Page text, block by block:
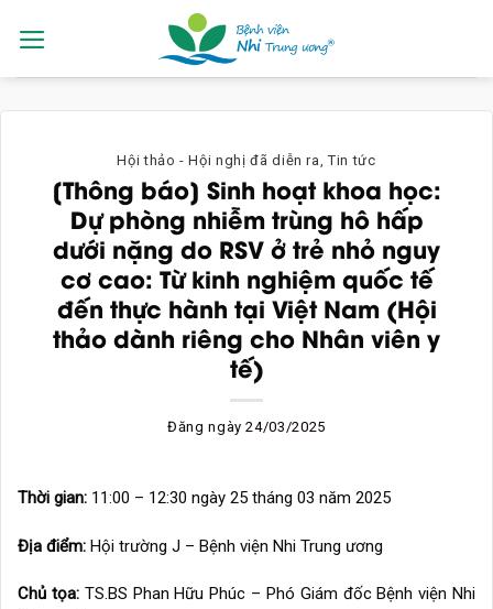
Hội thảo - Hội nghị đã diễn ra ,Tin tức
[Thông báo] Sinh hoạt khoa học:
Dự phòng nhiễm trùng hô hấp
dưới nặng do RSV ở trẻ nhỏ nguy
cơ cao: Từ kinh nghiệm quốc tế
đến thực hành tại Việt Nam (Hội
thảo dành riêng cho Nhân viên y
tế)
Đăng ngày24/03/2025
Thời gian: 11:00 – 12:30 ngày 25 tháng 03 năm 2025
Địa điểm: Hội trường J – Bệnh viện Nhi Trung ương
Chủ tọa:TS.BS Phan Hữu Phúc – Phó Giám đốc Bệnh viện Nhi